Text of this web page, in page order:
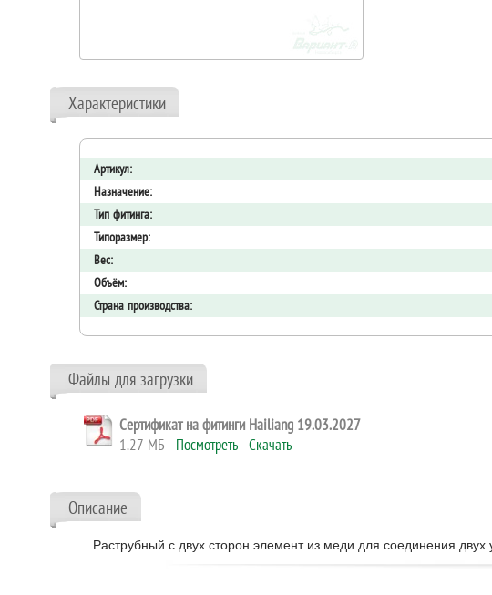
Характеристики
Артикул:
Назначение:
Тип фитинга:
Типоразмер:
Вес:
Объём:
Страна производства:
Файлы для загрузки
Сертификат на фитинги Hailiang 19.03.2027
1.27 МБ Посмотреть Скачать
Описание
Раструбный с двух сторон элемент из меди для соединения